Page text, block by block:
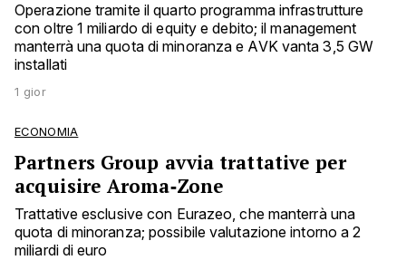
Operazione tramite il quarto programma infrastrutture
con oltre 1 miliardo di equity e debito; il management
manterrà una quota di minoranza e AVK vanta 3,5 GW
installati
1 gior
ECONOMIA
Partners Group avvia trattative per
acquisire Aroma‑Zone
Trattative esclusive con Eurazeo, che manterrà una
quota di minoranza; possibile valutazione intorno a 2
miliardi di euro